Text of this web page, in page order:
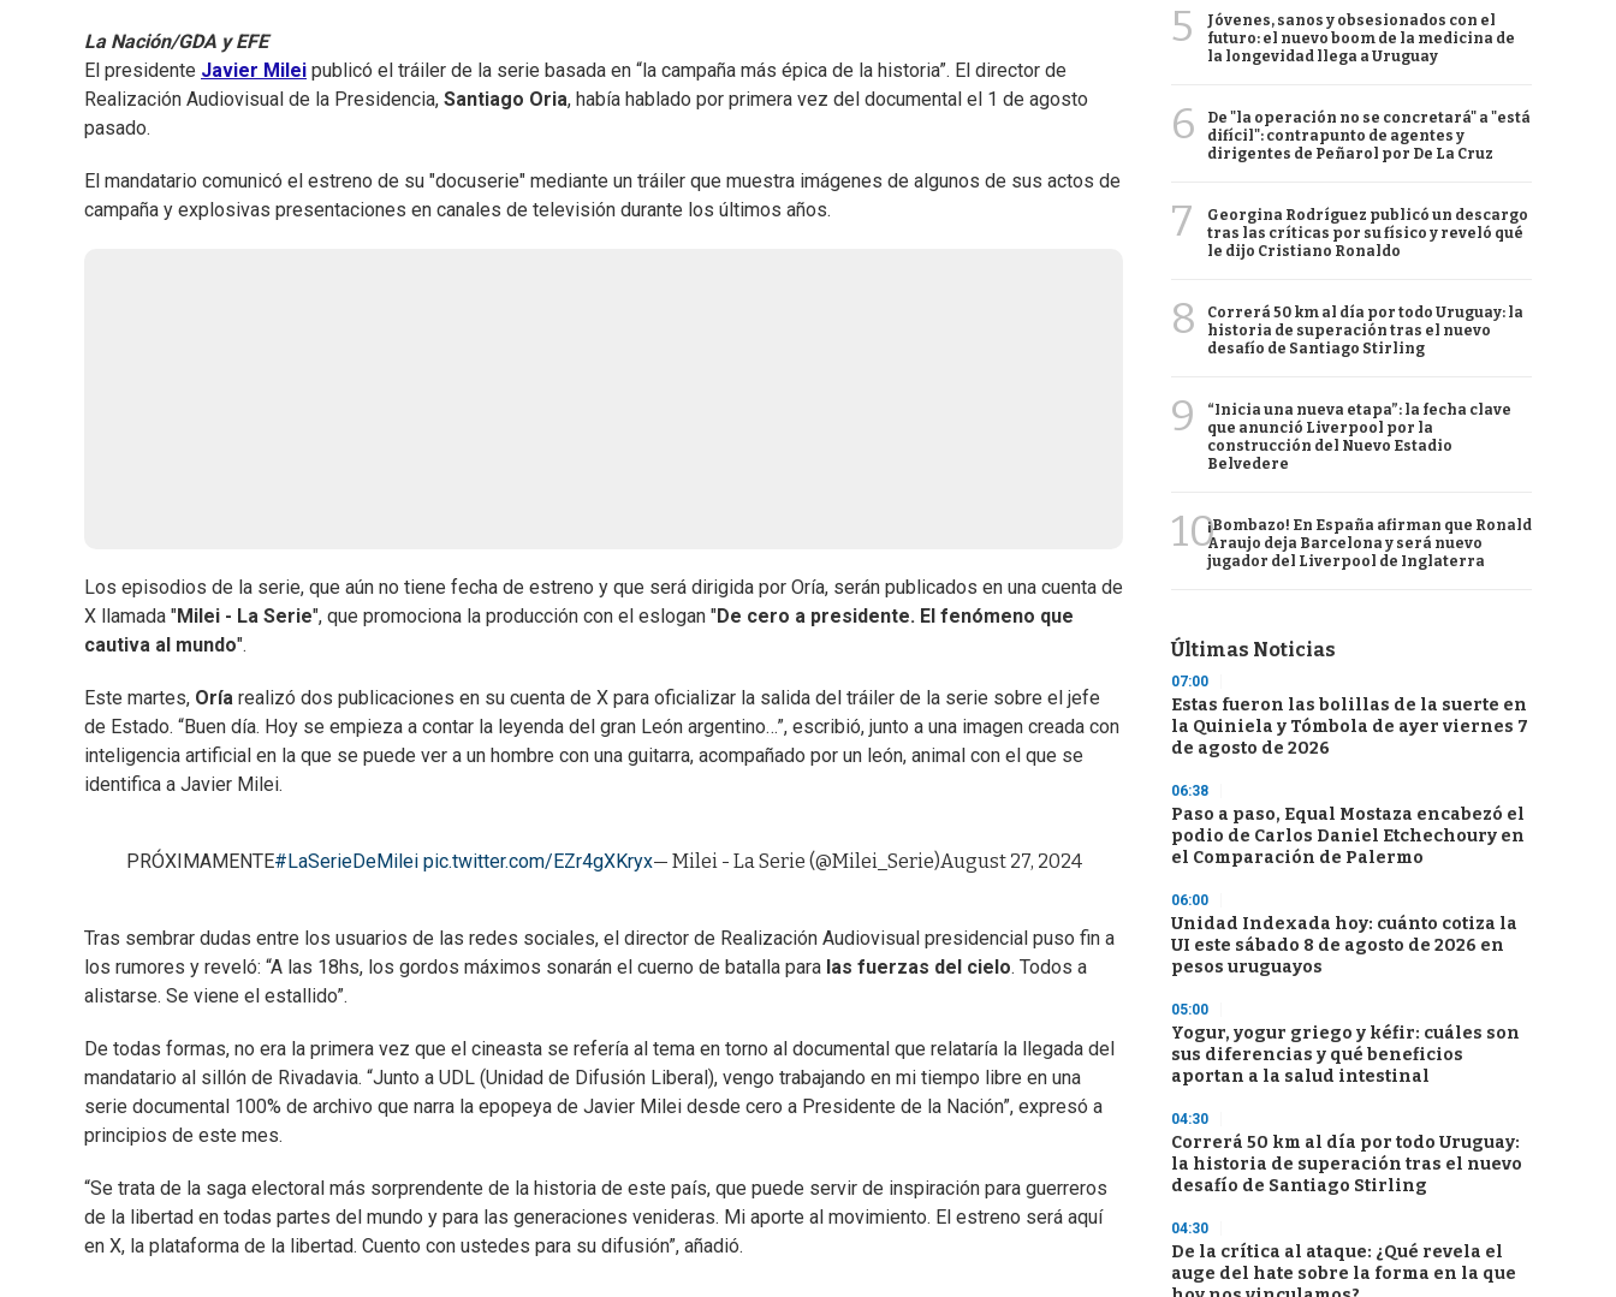
La Nación/GDA y EFE
El presidente Javier Milei publicó el tráiler de la serie basada en “la campaña más épica de la historia”. El director de
Realización Audiovisual de la Presidencia, Santiago Oria, había hablado por primera vez del documental el 1 de agosto
pasado.
El mandatario comunicó el estreno de su "docuserie" mediante un tráiler que muestra imágenes de algunos de sus actos de
campaña y explosivas presentaciones en canales de televisión durante los últimos años.
Los episodios de la serie, que aún no tiene fecha de estreno y que será dirigida por Oría, serán publicados en una cuenta de
X llamada "Milei - La Serie", que promociona la producción con el eslogan "De cero a presidente. El fenómeno que
cautiva al mundo".
Este martes, Oría realizó dos publicaciones en su cuenta de X para oficializar la salida del tráiler de la serie sobre el jefe
de Estado. “Buen día. Hoy se empieza a contar la leyenda del gran León argentino…”, escribió, junto a una imagen creada con
inteligencia artificial en la que se puede ver a un hombre con una guitarra, acompañado por un león, animal con el que se
identifica a Javier Milei.
PRÓXIMAMENTE#LaSerieDeMilei pic.twitter.com/EZr4gXKryx— Milei - La Serie (@Milei_Serie)August 27, 2024
Tras sembrar dudas entre los usuarios de las redes sociales, el director de Realización Audiovisual presidencial puso fin a
los rumores y reveló: “A las 18hs, los gordos máximos sonarán el cuerno de batalla para las fuerzas del cielo. Todos a
alistarse. Se viene el estallido”.
De todas formas, no era la primera vez que el cineasta se refería al tema en torno al documental que relataría la llegada del
mandatario al sillón de Rivadavia. “Junto a UDL (Unidad de Difusión Liberal), vengo trabajando en mi tiempo libre en una
serie documental 100% de archivo que narra la epopeya de Javier Milei desde cero a Presidente de la Nación”, expresó a
principios de este mes.
“Se trata de la saga electoral más sorprendente de la historia de este país, que puede servir de inspiración para guerreros
de la libertad en todas partes del mundo y para las generaciones venideras. Mi aporte al movimiento. El estreno será aquí
en X, la plataforma de la libertad. Cuento con ustedes para su difusión”, añadió.
5
Jóvenes, sanos y obsesionados con el
futuro: el nuevo boom de la medicina de
la longevidad llega a Uruguay
6
De "la operación no se concretará" a "está
difícil": contrapunto de agentes y
dirigentes de Peñarol por De La Cruz
7
Georgina Rodríguez publicó un descargo
tras las críticas por su físico y reveló qué
le dijo Cristiano Ronaldo
8
Correrá 50 km al día por todo Uruguay: la
historia de superación tras el nuevo
desafío de Santiago Stirling
9
“Inicia una nueva etapa”: la fecha clave
que anunció Liverpool por la
construcción del Nuevo Estadio
Belvedere
10¡Bombazo! En España afirman que Ronald
Araujo deja Barcelona y será nuevo
jugador del Liverpool de Inglaterra
Últimas Noticias
07:00
Estas fueron las bolillas de la suerte en
la Quiniela y Tómbola de ayer viernes 7
de agosto de 2026
06:38
Paso a paso, Equal Mostaza encabezó el
podio de Carlos Daniel Etchechoury en
el Comparación de Palermo
06:00
Unidad Indexada hoy: cuánto cotiza la
UI este sábado 8 de agosto de 2026 en
pesos uruguayos
05:00
Yogur, yogur griego y kéfir: cuáles son
sus diferencias y qué beneficios
aportan a la salud intestinal
04:30
Correrá 50 km al día por todo Uruguay:
la historia de superación tras el nuevo
desafío de Santiago Stirling
04:30
De la crítica al ataque: ¿Qué revela el
auge del hate sobre la forma en la que